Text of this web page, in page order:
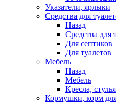
Указатели, ярлыки
Средства для
Назад
Средства для
Для септиков
Для туалетов
Мебель
Назад
Мебель
Кресла, стулья
Кормушки, корм